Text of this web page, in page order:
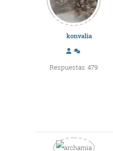
konvalia
Respuestas: 479